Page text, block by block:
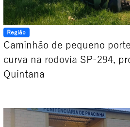
Região
Caminhão de pequeno
curva na rodovia SP-294,
Quintana